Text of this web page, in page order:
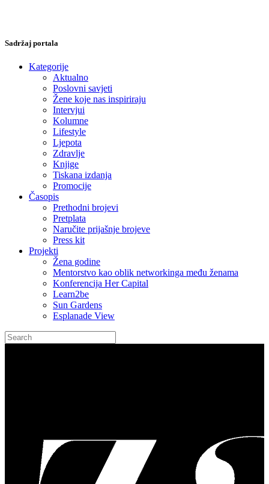
Sadržaj portala
Kategorije
Aktualno
Poslovni savjeti
Žene koje nas inspiriraju
Intervjui
Kolumne
Lifestyle
Ljepota
Zdravlje
Knjige
Tiskana izdanja
Promocije
Časopis
Prethodni brojevi
Pretplata
Naručite prijašnje brojeve
Press kit
Projekti
Žena godine
Mentorstvo kao oblik networkinga među ženama
Konferencija Her Capital
Learn2be
Sun Gardens
Esplanade View